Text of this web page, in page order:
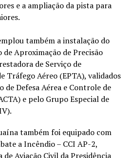
e a ampliação da pista para
também a instalação do
Aproximação de Precisão
de Serviço de
Tráfego Aéreo (EPTA), validados
Defesa Aérea e Controle de
e pelo Grupo Especial de
também foi equipado com
a Incêndio – CCI AP-2,
de Aviação Civil da Presidência